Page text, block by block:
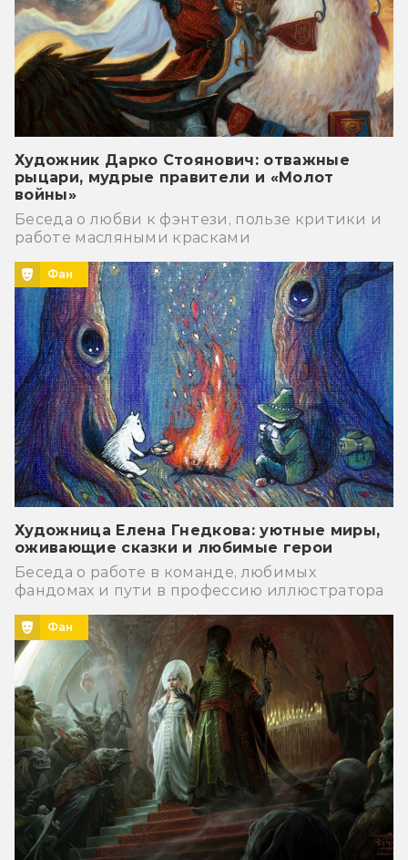
Художник Дарко Стоянович: отважные
рыцари, мудрые правители и «Молот
войны»
Беседа о любви к фэнтези, пользе критики и
работе масляными красками
Фан
Художница Елена Гнедкова: уютные миры,
оживающие сказки и любимые герои
Беседа о работе в команде, любимых
фандомах и пути в профессию иллюстратора
Фан